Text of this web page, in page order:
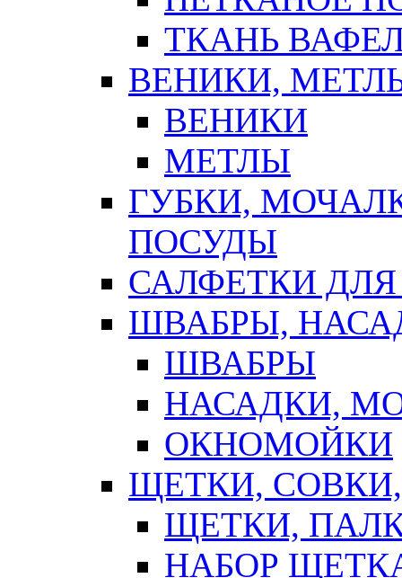
ТКАНЬ
ВЕНИКИ,
ВЕНИКИ
МЕТЛЫ
ГУБКИ,
ПОСУДЫ
САЛФЕТКИ
ШВАБРЫ,
ШВАБРЫ
НАСАДКИ,
ОКНОМОЙКИ
ЩЕТКИ,
ЩЕТКИ,
НАБОР